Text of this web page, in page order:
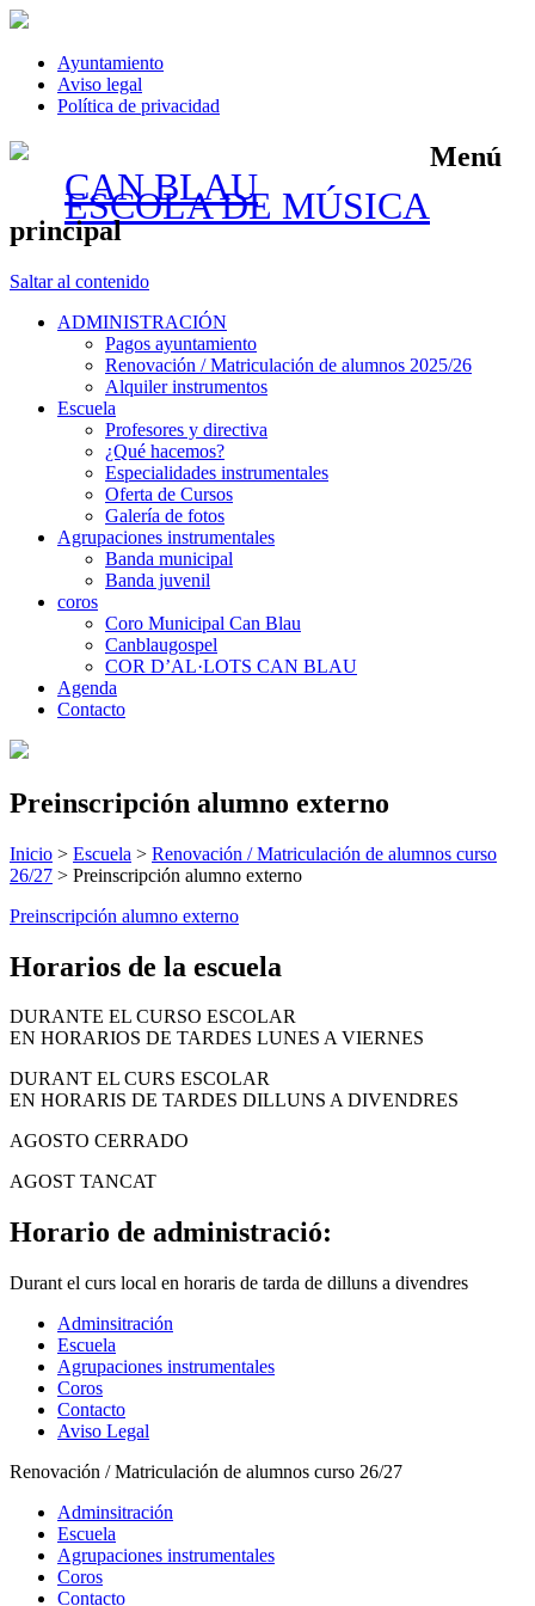
Ayuntamiento
Aviso legal
Política de privacidad
CAN BLAU
ESCOLA DE MÚSICA
Menú
principal
Saltar al contenido
ADMINISTRACIÓN
Pagos ayuntamiento
Renovación / Matriculación de alumnos 2025/26
Alquiler instrumentos
Escuela
Profesores y directiva
¿Qué hacemos?
Especialidades instrumentales
Oferta de Cursos
Galería de fotos
Agrupaciones instrumentales
Banda municipal
Banda juvenil
coros
Coro Municipal Can Blau
Canblaugospel
COR D’AL·LOTS CAN BLAU
Agenda
Contacto
Preinscripción alumno externo
Inicio > Escuela > Renovación / Matriculación de alumnos curso
26/27 > Preinscripción alumno externo
Preinscripción alumno externo
Horarios de la escuela
DURANTE EL CURSO ESCOLAR
EN HORARIOS DE TARDES LUNES A VIERNES
DURANT EL CURS ESCOLAR
EN HORARIS DE TARDES DILLUNS A DIVENDRES
AGOSTO CERRADO
AGOST TANCAT
Horario de administració:
Durant el curs local en horaris de tarda de dilluns a divendres
Adminsitración
Escuela
Agrupaciones instrumentales
Coros
Contacto
Aviso Legal
Renovación / Matriculación de alumnos curso 26/27
Adminsitración
Escuela
Agrupaciones instrumentales
Coros
Contacto